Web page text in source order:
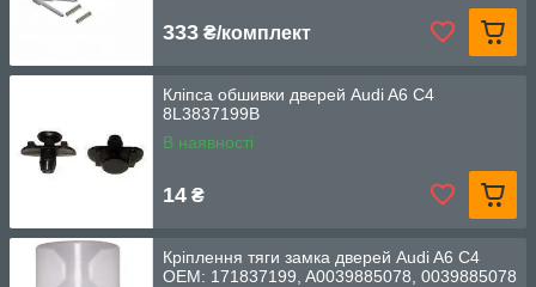
333 ₴/комплект
Кліпса обшивки дверей Audi A6 C4
8L3837199B
В наявності
14 ₴
Кріплення тяги замка дверей Audi A6 C4
OEM: 171837199, A0039885078, 0039885078